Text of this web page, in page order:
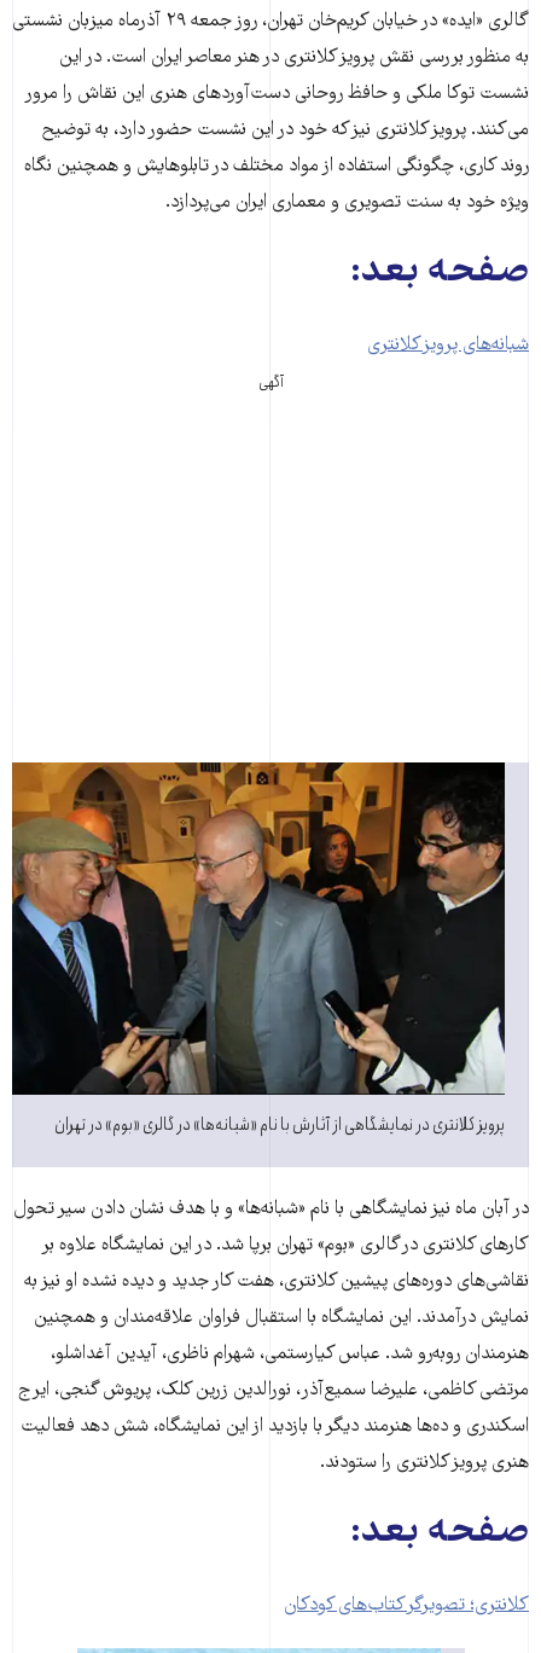
گالری «ایده» در خیابان کریم‌خان تهران، روز جمعه ۲۹ آذرماه میزبان نشستی
به منظور بررسی نقش پرویز کلانتری در هنر معاصر ایران است. در این
نشست توکا ملکی و حافظ روحانی دست‌آوردهای هنری این نقاش را مرور
می‌کنند. پرویز کلانتری نیز که خود در این نشست حضور دارد، به توضیح
روند کاری، چگونگی استفاده از مواد مختلف در تابلوهایش و همچنین نگاه
ویژه خود به سنت تصویری و معماری ایران می‌پردازد.
صفحه بعد:
شبانه‌های پرویز کلانتری
آگهی
پرویز کلانتری در نمایشگاهی از آثارش با نام «شبانه‌ها» در گالری «بوم» در تهران
در آبان ماه نیز نمایشگاهی با نام «شبانه‌ها» و با هدف نشان دادن سیر تحول
کارهای کلانتری در گالری «بوم» تهران برپا شد. در این نمایشگاه علاوه بر
نقاشی‌های دوره‌‌های پیشین کلانتری، هفت کار جدید و دیده نشده او نیز به
نمایش درآمدند. این نمایشگاه با استقبال فراوان علاقه‌مندان و همچنین
هنرمندان روبه‌رو شد. عباس کیارستمی، شهرام ناظری، آیدین آغداشلو،
مرتضی کاظمی، علیرضا سمیع‌آذر، نورالدین زرین کلک، پریوش گنجی، ایرج
اسکندری و ده‌‌ها هنرمند دیگر با بازدید از این نمایشگاه، شش دهد فعالیت
هنری پرویز کلانتری را ستودند.
صفحه بعد:
کلانتری؛ تصویرگر کتاب‌های کودکان